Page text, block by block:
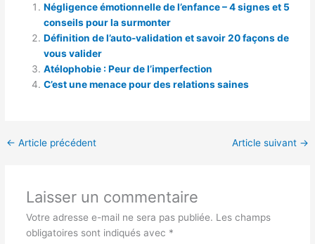
Négligence émotionnelle de l’enfance – 4 signes et 5
conseils pour la surmonter
Définition de l’auto-validation et savoir 20 façons de
vous valider
Atélophobie : Peur de l’imperfection
C’est une menace pour des relations saines
← Article précédent Article suivant →
Laisser un commentaire
Votre adresse e-mail ne sera pas publiée. Les champs
obligatoires sont indiqués avec *